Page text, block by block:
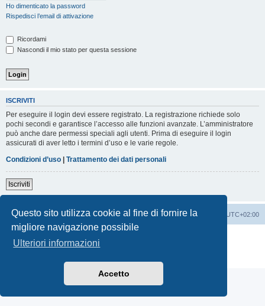
Questo sito utilizza cookie al fine di fornire la
migliore navigazione possibile
Ulteriori informazioni
Accetto
Ho dimenticato la password
Rispedisci l’email di attivazione
Ricordami
Nascondi il mio stato per questa sessione
ISCRIVITI
Per eseguire il login devi essere registrato. La registrazione richiede solo
pochi secondi e garantisce l’accesso alle funzioni avanzate. L’amministratore
può anche dare permessi speciali agli utenti. Prima di eseguire il login
assicurati di aver letto i termini d’uso e le varie regole.
Condizioni d’uso | Trattamento dei dati personali
Iscriviti
Indice Tutti gli orari sono UTC+02:00
Cancella cookie
Contattaci
Traduzione Italiana